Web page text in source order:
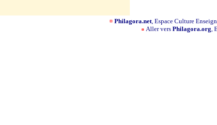
¤ Philagora.net, Espace Culture
¤ Aller vers Philagora.org,